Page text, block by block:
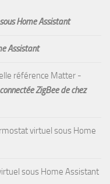
Home Assistant
Assistant
référence Matter -
ZigBee de chez
virtuel sous Home
sous Home Assistant